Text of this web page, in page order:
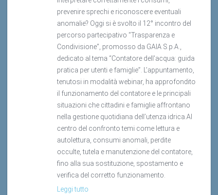
prevenire sprechi e riconoscere eventuali
anomalie? Oggi si è svolto il 12° incontro del
percorso partecipativo “Trasparenza e
Condivisione”, promosso da GAIA S.p.A.,
dedicato al tema “Contatore dell'acqua: guida
pratica per utenti e famiglie”. L’appuntamento,
tenutosi in modalità webinar, ha approfondito
il funzionamento del contatore e le principali
situazioni che cittadini e famiglie affrontano
nella gestione quotidiana dell’utenza idrica.Al
centro del confronto temi come lettura e
autolettura, consumi anomali, perdite
occulte, tutela e manutenzione del contatore,
fino alla sua sostituzione, spostamento e
verifica del corretto funzionamento.